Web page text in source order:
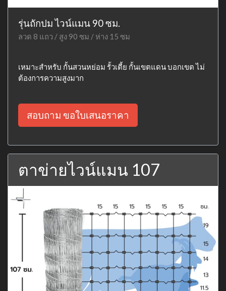
รุ่นถักปม ไวน์แมน 90 ซม.
ลวด 8 แถว / สูง 90 ซม / ห่าง 15 ซม
เหมาะสำหรับ กั้นสวนหย่อม รั้วเตี้ย กั้นเขตแดน บอกเขต ไม่
ต้องการความสูงมาก
สอบถาม ขอใบเสนอราคา
ตาข่ายไวน์แมน 107